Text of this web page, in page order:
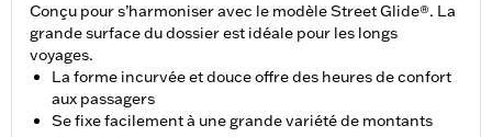
Conçu pour s’harmoniser avec le modèle Street Glide®. La
grande surface du dossier est idéale pour les longs
voyages.
La forme incurvée et douce offre des heures de confort
aux passagers
Se fixe facilement à une grande variété de montants